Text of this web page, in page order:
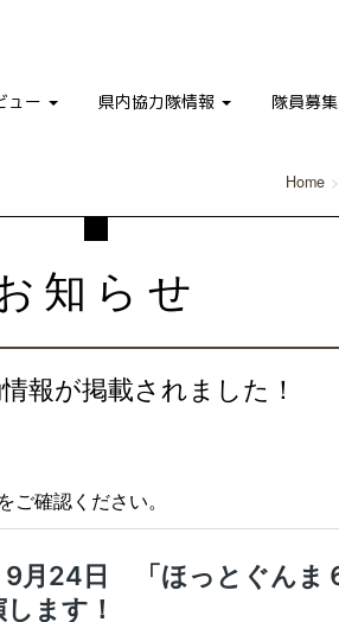
ュー 県内協力隊情報 隊員募集
Home
知らせ
報が掲載されました！
ご確認ください。